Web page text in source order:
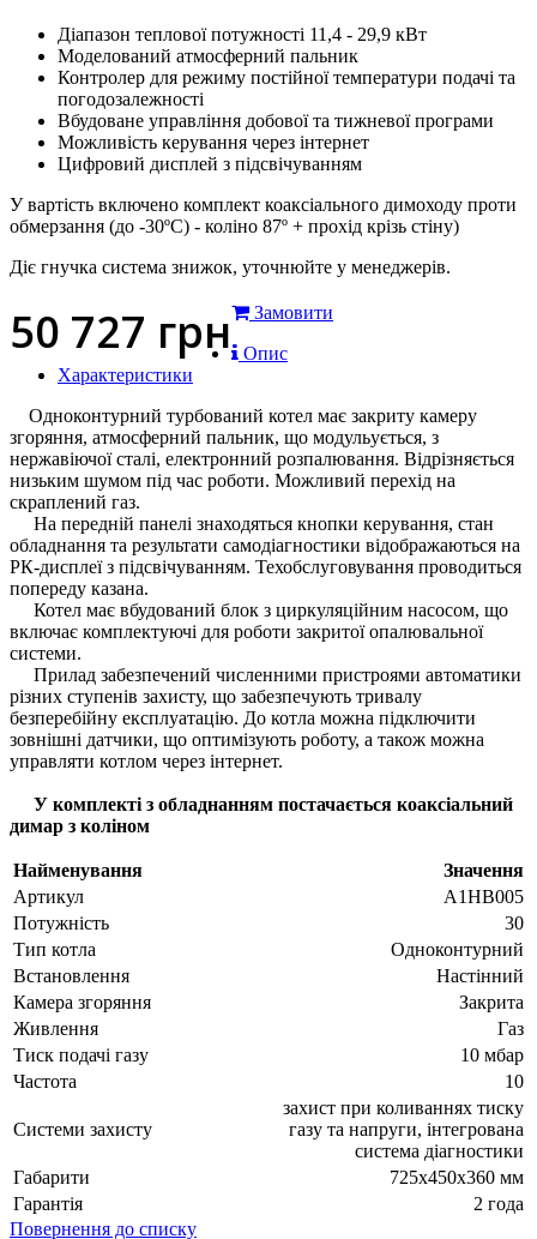
Діапазон теплової потужності 11,4 - 29,9 кВт
Моделований атмосферний пальник
Контролер для режиму постійної температури подачі та
погодозалежності
Вбудоване управління добової та тижневої програми
Можливість керування через інтернет
Цифровий дисплей з підсвічуванням
У вартість включено комплект коаксіального димоходу проти
обмерзання (до -30ºС) - коліно 87º + прохід крізь стіну)
Діє гнучка система знижок, уточнюйте у менеджерів.
50 727 грн
Замовити
Опис
Характеристики
Одноконтурний турбований котел має закриту камеру
згоряння, атмосферний пальник, що модульується, з
нержавіючої сталі, електронний розпалювання. Відрізняється
низьким шумом під час роботи. Можливий перехід на
скраплений газ.
На передній панелі знаходяться кнопки керування, стан
обладнання та результати самодіагностики відображаються на
РК-дисплеї з підсвічуванням. Техобслуговування проводиться
попереду казана.
Котел має вбудований блок з циркуляційним насосом, що
включає комплектуючі для роботи закритої опалювальної
системи.
Прилад забезпечений численними пристроями автоматики
різних ступенів захисту, що забезпечують тривалу
безперебійну експлуатацію. До котла можна підключити
зовнішні датчики, що оптимізують роботу, а також можна
управляти котлом через інтернет.
У комплекті з обладнанням постачається коаксіальний
димар з коліном
Найменування
Значення
Артикул
A1HB005
Потужність
30
Тип котла
Одноконтурний
Встановлення
Настінний
Камера згоряння
Закрита
Живлення
Газ
Тиск подачі газу
10 мбар
Частота
10
Системи захисту
захист при коливаннях тиску
газу та напруги, інтегрована
система діагностики
Габарити
725х450х360 мм
Гарантія
2 года
Повернення до списку